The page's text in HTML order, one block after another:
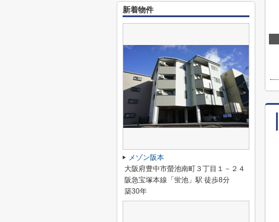
新着物件
メゾン阪本
大阪府豊中市螢池南町３丁目１－２４
阪急宝塚本線「蛍池」駅 徒歩8分
築30年